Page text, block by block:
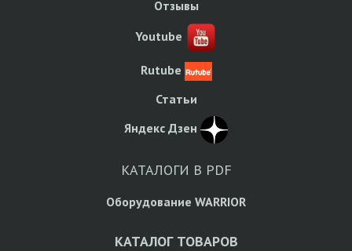
Отзывы
Youtube
Rutube
Статьи
Яндекс Дзен
КАТАЛОГИ В PDF
Оборудование WARRIOR
КАТАЛОГ ТОВАРОВ